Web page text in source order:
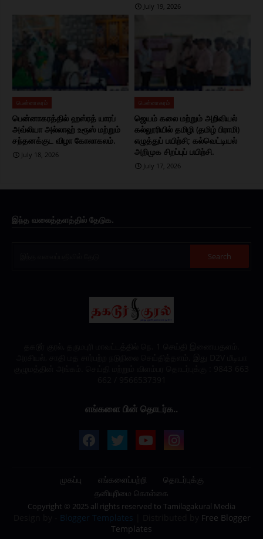
July 19, 2026
பென்னாகரம்
பென்னாகரத்தில் ஹஸ்ரத் யாரப்
அவ்லியா அல்லாஹ் உரூஸ் மற்றும்
சந்தனக்குட விழா கோலாகலம்.
July 18, 2026
பென்னாகரம்
ஜெயம் கலை மற்றும் அறிவியல்
கல்லூரியில் தமிழி (தமிழ் பிராமி)
எழுத்துப் பயிற்சி; கல்வெட்டியல்
அறிமுக சிறப்புப் பயிற்சி.
July 17, 2026
இந்த வலைத்தளத்தில் தேடுக.
எங்களை பின் தொடர்க..
முகப்பு எங்களைப்பற்றி
தொடர்புக்கு
தனியுரிமை கொள்கை
Copyright © 2025 all rights reserved to Tamilagakural Media
Blogger Templates
Free Blogger
Templates